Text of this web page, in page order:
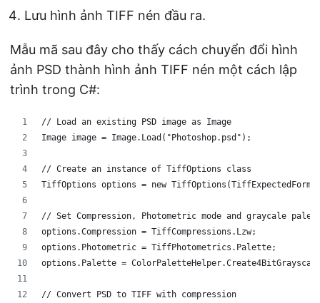
Lưu hình ảnh TIFF nén đầu ra.
Mẫu mã sau đây cho thấy cách chuyển đổi hình
ảnh PSD thành hình ảnh TIFF nén một cách lập
trình trong C#:
// Load an existing PSD image as Image
Image image = Image.Load("Photoshop.psd");
// Create an instance of TiffOptions class
TiffOptions options = new
// Set Compression, Photometric mode and graycale
options.Compression = TiffCompressions.Lzw;
options.Photometric = TiffPhotometrics.Palette;
options.Palette =
// Convert PSD to TIFF with compression